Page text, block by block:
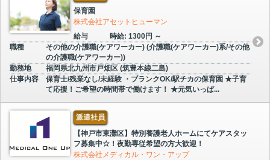
保育園
株式会社アセットヒューマン
給与
時給: 1300円 ～
職種
その他の介護職(ケアワーカー) (介護職(ケアワーカー)系/その他
の介護職(ケアワーカー))
勤務地
福岡県北九州市戸畑区 (筑豊本線二島)
仕事内容
保育士/残業なし/未経験 ・ブランクOK/駅チカの保育園 ★子育
て応援！ご希望の時間帯で働けます！ ★元気いっぱ...
派遣社員
【神戸市東灘区】特別養護老人ホームにてケアスタッ
フ募集中☆！夜勤専従希望の方大歓迎！
株式会社メディカル・ワン・アップ